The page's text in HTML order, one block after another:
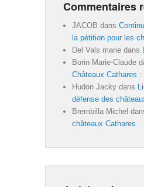
Commentaires
JACOB dans
la pétition pour les
Del Vals marie dans
Borin Marie-Claude
Châteaux Cathares :
Hudon Jacky dans
défense des
Brembilla Michel
châteaux Cathares